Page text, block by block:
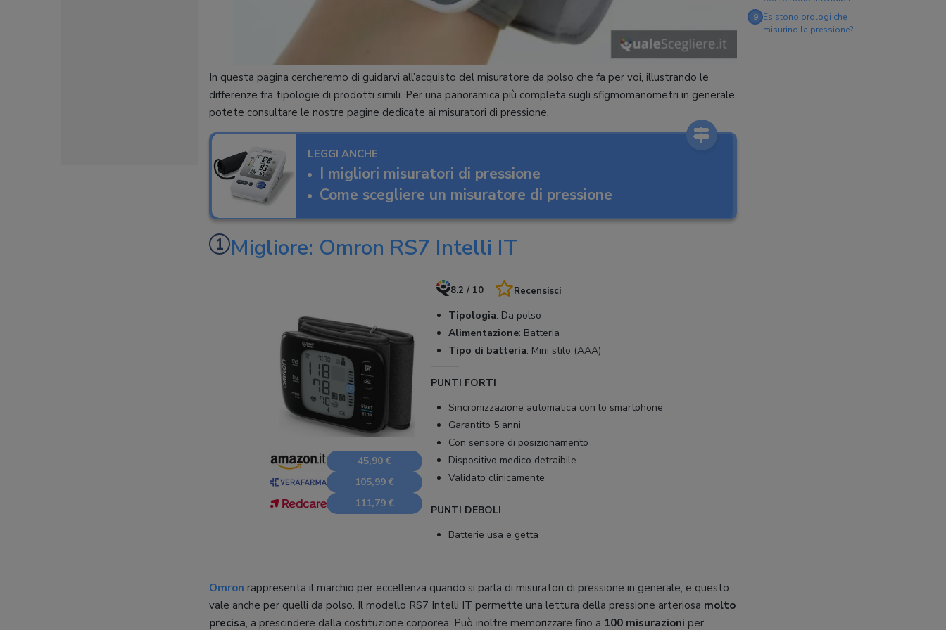
9 Esistono orologi che
misurino la pressione?
In questa pagina cercheremo di guidarvi all’acquisto del misuratore da polso che fa per voi, illustrando le
differenze fra tipologie di prodotti simili. Per una panoramica più completa sugli sfigmomanometri in generale
potete consultare le nostre pagine dedicate ai misuratori di pressione.
LEGGI ANCHE
I migliori misuratori di pressione
Come scegliere un misuratore di pressione
Migliore: Omron RS7 Intelli IT
45,90 €
105,99 €
111,79 €
8.2 / 10 Recensisci
Tipologia: Da polso
Alimentazione: Batteria
Tipo di batteria: Mini stilo (AAA)
PUNTI FORTI
Sincronizzazione automatica con lo smartphone
Garantito 5 anni
Con sensore di posizionamento
Dispositivo medico detraibile
Validato clinicamente
PUNTI DEBOLI
Batterie usa e getta
Omron rappresenta il marchio per eccellenza quando si parla di misuratori di pressione in generale, e questo
vale anche per quelli da polso. Il modello RS7 Intelli IT permette una lettura della pressione arteriosa molto
precisa, a prescindere dalla costituzione corporea. Può inoltre memorizzare fino a 100 misurazioni per